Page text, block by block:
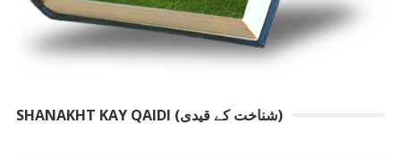
SHANAKHT KAY QAIDI (شناخت کے قیدی)